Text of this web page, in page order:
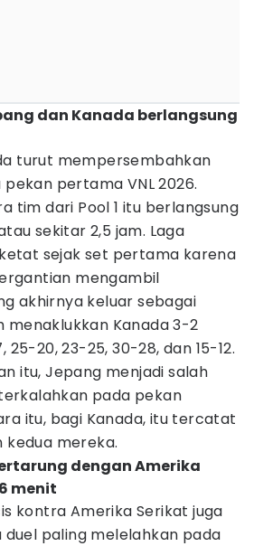
dan Kanada berlangsung
turut mempersembahkan
pertama VNL 2026.
tim dari Pool 1 itu berlangsung
sekitar 2,5 jam. Laga
sejak set pertama karena
mengambil
akhirnya keluar sebagai
menaklukkan Kanada 3-2
20, 23-25, 30-28, dan 15-12.
itu, Jepang menjadi salah
pada pekan
itu, bagi Kanada, itu tercatat
kedua mereka.
dengan Amerika
menit
kontra Amerika Serikat juga
duel paling melelahkan pada